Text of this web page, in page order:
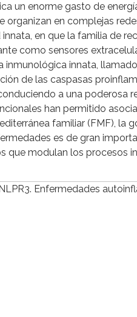
un enorme gasto de
organizan en complejas
en que la familia de
como sensores
innata,
de las caspasas
a una poderosa
han permitido
familiar (FMF), la
es de gran
que modulan los procesos
Enfermedades